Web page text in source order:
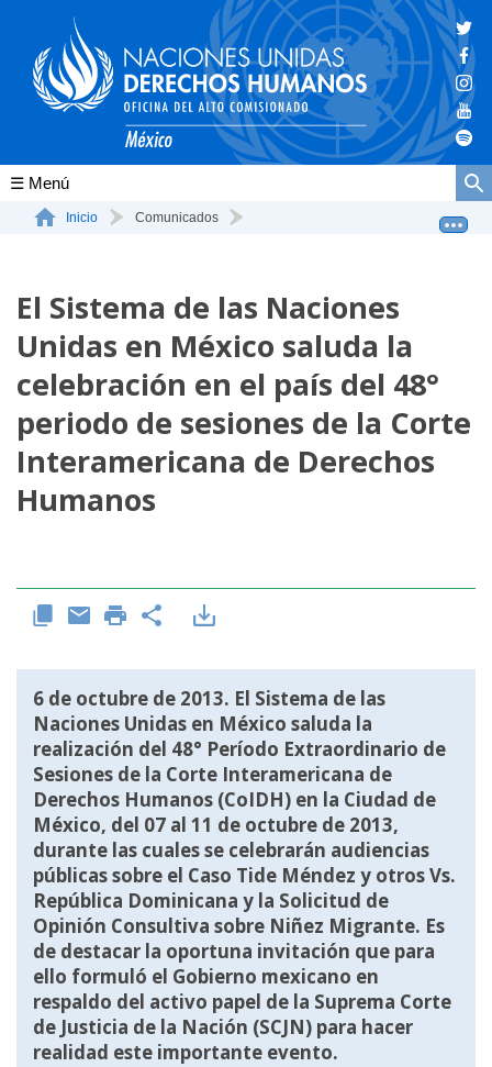
Conócenos
La ONU-DH en México
Vacantes ONU-DH México
ONU-DH en el tiempo
Inicio Comunicados
El Sistema de las Naciones
Unidas en México saluda la
celebración en el país del 48°
periodo de sesiones de la Corte
Interamericana de Derechos
Humanos
6 de octubre de 2013. El Sistema de las
Naciones Unidas en México saluda la
realización del 48° Período Extraordinario de
Sesiones de la Corte Interamericana de
Derechos Humanos (CoIDH) en la Ciudad de
México, del 07 al 11 de octubre de 2013,
durante las cuales se celebrarán audiencias
públicas sobre el Caso Tide Méndez y otros Vs.
República Dominicana y la Solicitud de
Opinión Consultiva sobre Niñez Migrante. Es
de destacar la oportuna invitación que para
ello formuló el Gobierno mexicano en
respaldo del activo papel de la Suprema Corte
de Justicia de la Nación (SCJN) para hacer
realidad este importante evento.